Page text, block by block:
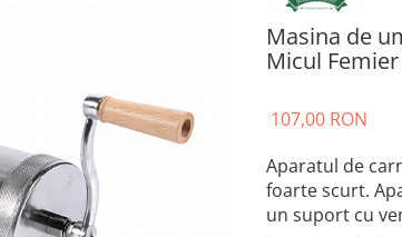
Masina de
Micul Femier
107,00 RON
Aparatul de
foarte scurt.
un suport cu